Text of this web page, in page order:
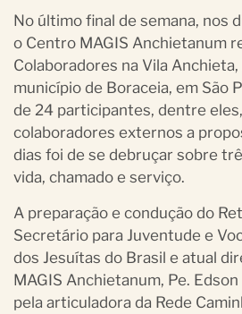
No último final de semana, nos
o Centro MAGIS Anchietanum
Colaboradores na Vila Anchieta,
município de Boraceia, em São
de 24 participantes, dentre
colaboradores externos a
dias foi de se debruçar sobre
vida, chamado e serviço.
A preparação e condução do
Secretário para Juventude e
dos Jesuítas do Brasil e atual
MAGIS Anchietanum, Pe. Edson
pela articuladora da Rede